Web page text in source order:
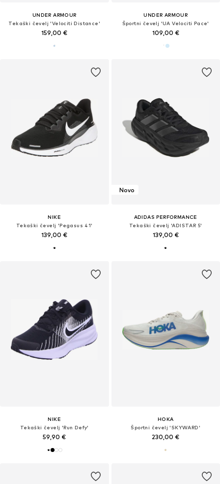
UNDER ARMOUR
Tekaški čevelj 'Velociti Distance'
159,00 €
UNDER ARMOUR
Športni čevelj 'UA Velociti Pace'
109,00 €
NIKE
Tekaški čevelj 'Pegasus 41'
139,00 €
Novo
ADIDAS PERFORMANCE
Tekaški čevelj 'ADISTAR 5'
139,00 €
NIKE
Tekaški čevelj 'Run Defy'
59,90 €
HOKA
Športni čevelj 'SKYWARD'
230,00 €